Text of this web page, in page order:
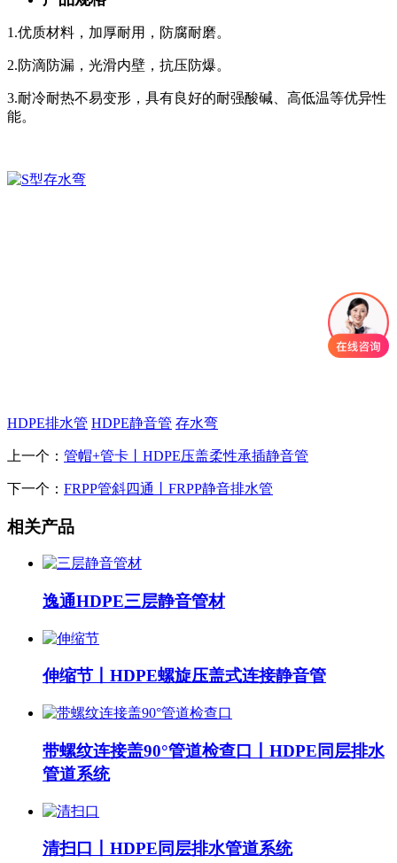
1.优质材料，加厚耐用，防腐耐磨。
2.防滴防漏，光滑内壁，抗压防爆。
3.耐冷耐热不易变形，具有良好的耐强酸碱、高低温等优异性
能。
HDPE排水管 HDPE静音管 存水弯
上一个： 管帽+管卡丨HDPE压盖柔性承插静音管
下一个： FRPP管斜四通丨FRPP静音排水管
相关产品
逸通HDPE三层静音管材
伸缩节丨HDPE螺旋压盖式连接静音管
带螺纹连接盖90°管道检查口丨HDPE同层排水
管道系统
清扫口丨HDPE同层排水管道系统